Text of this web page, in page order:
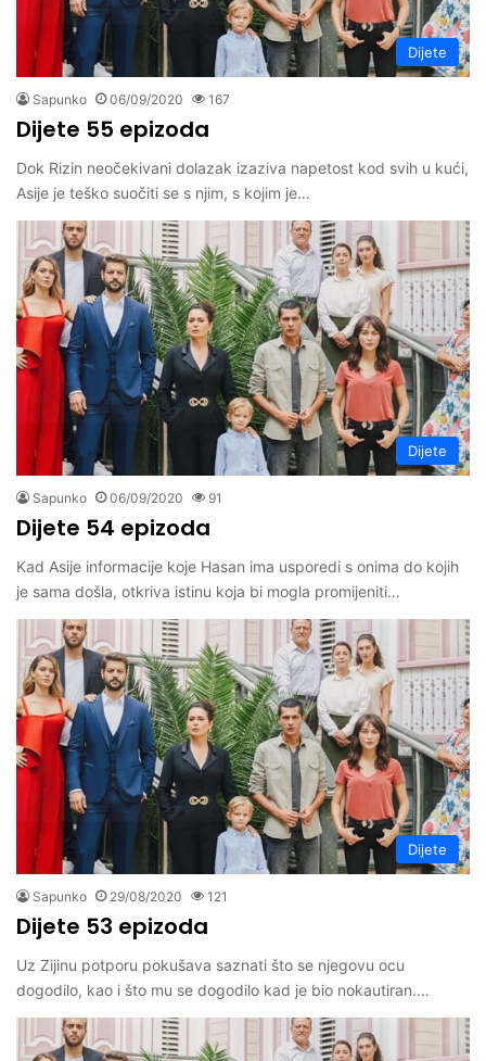
Dijete
Sapunko 06/09/2020 167
Dijete 55 epizoda
Dok Rizin neočekivani dolazak izaziva napetost kod svih u kući,
Asije je teško suočiti se s njim, s kojim je…
Dijete
Sapunko 06/09/2020 91
Dijete 54 epizoda
Kad Asije informacije koje Hasan ima usporedi s onima do kojih
je sama došla, otkriva istinu koja bi mogla promijeniti…
Dijete
Sapunko 29/08/2020 121
Dijete 53 epizoda
Uz Zijinu potporu pokušava saznati što se njegovu ocu
dogodilo, kao i što mu se dogodilo kad je bio nokautiran.…